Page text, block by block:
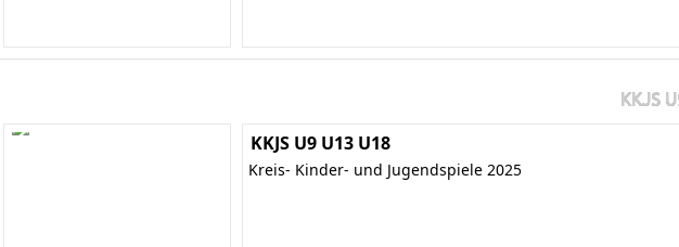
KKJS
KKJS U9 U13 U18
Kreis- Kinder- und Jugendspiele 2025